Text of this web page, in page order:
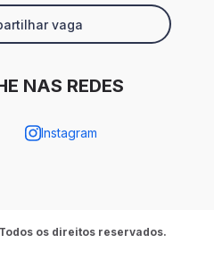
vaga
NAS REDES
Instagram
os direitos reservados.